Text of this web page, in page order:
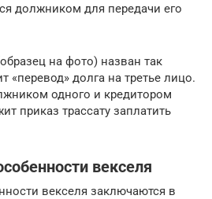
должником для передачи его
на фото) назван так
«перевод» долга на третье лицо.
одного и кредитором
приказ трассату заплатить
векселя
векселя заключаются в